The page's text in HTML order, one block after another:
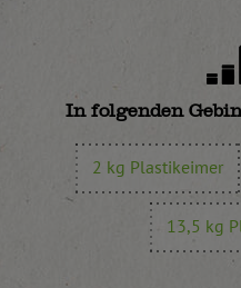
In folgenden
2 kg Plastikeimer
13,5 kg